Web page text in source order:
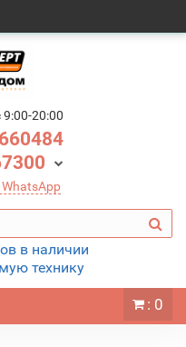
20:00
в наличии
технику
: 0